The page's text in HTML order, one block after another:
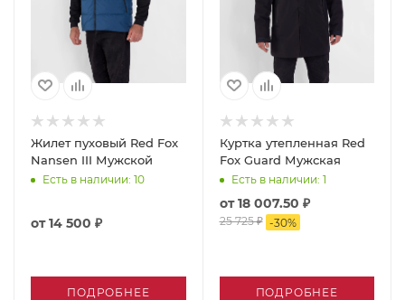
Жилет пуховый Red Fox
Nansen III Мужской
Есть в наличии: 10
от14 500 ₽
ПОДРОБНЕЕ
Куртка утепленная Red
Fox Guard Мужская
Есть в наличии: 1
от18 007.50 ₽
25 725 ₽ -30%
ПОДРОБНЕЕ